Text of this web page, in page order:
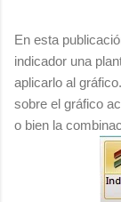
En esta
indicador una
aplicarlo al
sobre el gráfico
o bien la